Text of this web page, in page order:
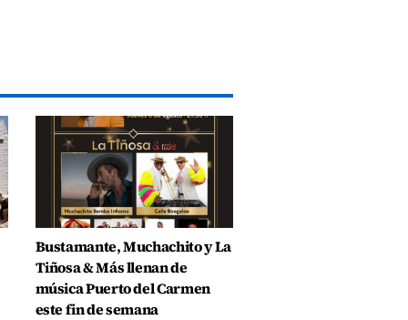
Bustamante, Muchachito y La
Tiñosa & Más llenan de
música Puerto del Carmen
este fin de semana